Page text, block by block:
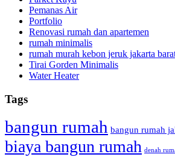
Pemanas Air
Portfolio
Renovasi rumah dan apartemen
rumah minimalis
rumah murah kebon jeruk jakarta
Tirai Gorden Minimalis
Water Heater
Tags
bangun rumah bangun rumah
biaya bangun rumah denah